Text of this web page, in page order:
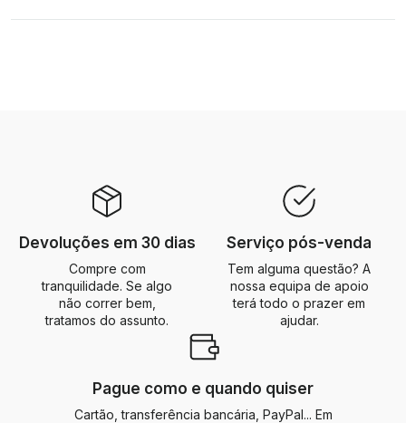
Devoluções em 30 dias
Compre com
tranquilidade. Se algo
não correr bem,
tratamos do assunto.
Serviço pós-venda
Tem alguma questão? A
nossa equipa de apoio
terá todo o prazer em
ajudar.
Pague como e quando quiser
Cartão, transferência bancária, PayPal... Em